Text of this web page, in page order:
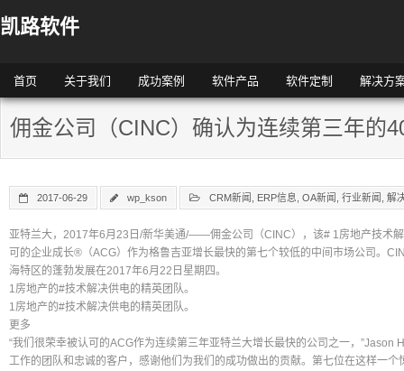
凯路软件
首页 关于我们 成功案例 软件产品 软件定制 解决方
佣金公司（CINC）确认为连续第三年的
2017-06-29 wp_kson CRM新闻 ERP信息 OA新闻 行业新闻 解
亚特兰大，2017年6月23日/新华美通/——佣金公司（CINC），该# 1房地产技术
可的企业成长®（ACG）作为格鲁吉亚增长最快的第七个较低的中间市场公司。
海特区的蓬勃发展在2017年6月22日星期四。
1房地产的#技术解决供电的精英团队。
1房地产的#技术解决供电的精英团队。
更多
“我们很荣幸被认可的ACG作为连续第三年亚特兰大增长最快的公司之一，”Jason
工作的团队和忠诚的客户，感谢他们为我们的成功做出的贡献。第七位在这样一